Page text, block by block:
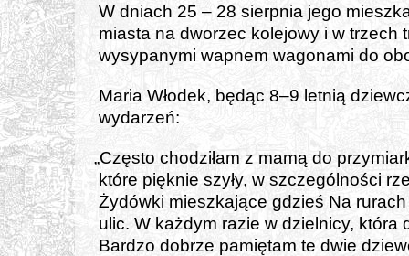
W dniach 25 – 28 sierp­nia jego
mia­sta na dwo­rzec kole­jo­wy i w trzech
wysy­pa­ny­mi wap­nem wago­na­mi do
Maria Włodek, będąc 8–9 let­nią
wyda­rzeń:
„Często cho­dzi­łam z mamą do
któ­re pięk­nie szy­ły, w szcze­gól­no­ści
Żydówki miesz­ka­ją­ce gdzieś Na
ulic. W każ­dym razie w dziel­ni­cy, któ­ra
Bardzo dobrze pamię­tam te dwie